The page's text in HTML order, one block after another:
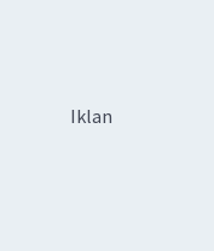
Vina? A. Rp2.540.000 C.
Iklan